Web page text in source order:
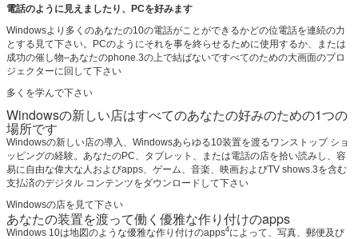
電話のように見えましたり、PCを好みます
Windowsより多くのあなたの10の電話がことができるかどの位電話を連続の力
とする見て下さい。PCのようにそれを事を終らせるために使用するか、または
成功の催し物–あなたのphone.3の上で結ばないですべてのための大画面のプロ
ジェクターに回して下さい
多くを学んで下さい
Windowsの新しい店はすべてのあなたの好みのための1つの
場所です
Windowsの新しい店の導入、Windowsあらゆる10装置を渡るワンストップ ショ
ッピングの経験。あなたのPC、タブレット、または電話の店を拾い読みし、容
易に自由な偉大な人およびapps、ゲーム、音楽、映画およびTV shows.3を含む
支払済のデジタル コンテンツをダウンロードして下さい
Windowsの店を見て下さい
あなたの装置を渡って働く優雅な作り付けのapps
Windows 10は地図のような優雅な作り付けのapps4によって、写真、郵便及び